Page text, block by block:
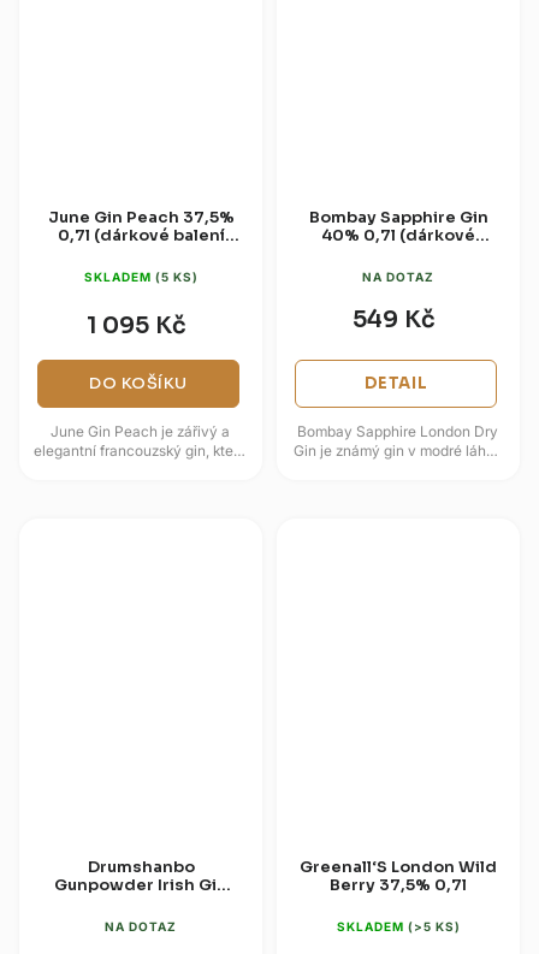
June Gin Peach 37,5%
0,7l (dárkové balení
SKLADEM (5 KS)
1 095 Kč
DO KOŠÍKU
June Gin Peach je zářivý a
elegantní francouzský gin, který
Bombay Sapphire Gin
40% 0,7l (dárkové
NA DOTAZ
549 Kč
DETAIL
Bombay Sapphire London Dry
Gin je známý gin v modré láhvi,
Drumshanbo
Gunpowder Irish Gin
NA DOTAZ
Greenall‘S London Wild
Berry 37,5% 0,7l
SKLADEM (>5 KS)